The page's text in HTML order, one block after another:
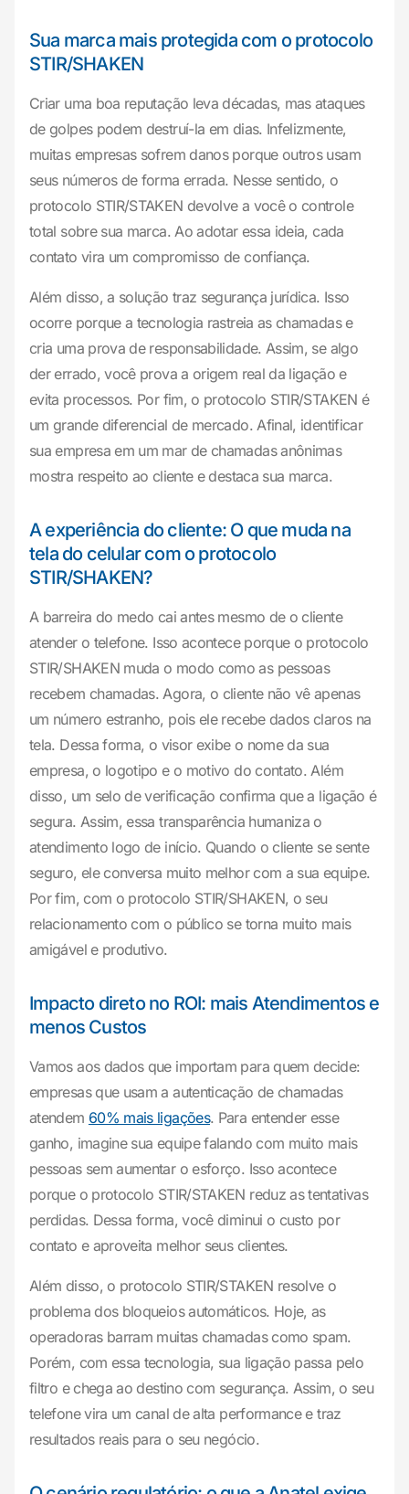
Sua marca mais protegida com o protocolo
STIR/SHAKEN
Criar uma boa reputação leva décadas, mas ataques
de golpes podem destruí-la em dias. Infelizmente,
muitas empresas sofrem danos porque outros usam
seus números de forma errada. Nesse sentido, o
protocolo STIR/STAKEN devolve a você o controle
total sobre sua marca. Ao adotar essa ideia, cada
contato vira um compromisso de confiança.
Além disso, a solução traz segurança jurídica. Isso
ocorre porque a tecnologia rastreia as chamadas e
cria uma prova de responsabilidade. Assim, se algo
der errado, você prova a origem real da ligação e
evita processos. Por fim, o protocolo STIR/STAKEN é
um grande diferencial de mercado. Afinal, identificar
sua empresa em um mar de chamadas anônimas
mostra respeito ao cliente e destaca sua marca.
A experiência do cliente: O que muda na
tela do celular com o protocolo
STIR/SHAKEN?
A barreira do medo cai antes mesmo de o cliente
atender o telefone. Isso acontece porque o protocolo
STIR/SHAKEN muda o modo como as pessoas
recebem chamadas. Agora, o cliente não vê apenas
um número estranho, pois ele recebe dados claros na
tela. Dessa forma, o visor exibe o nome da sua
empresa, o logotipo e o motivo do contato. Além
disso, um selo de verificação confirma que a ligação é
segura. Assim, essa transparência humaniza o
atendimento logo de início. Quando o cliente se sente
seguro, ele conversa muito melhor com a sua equipe.
Por fim, com o protocolo STIR/SHAKEN, o seu
relacionamento com o público se torna muito mais
amigável e produtivo.
Impacto direto no ROI: mais Atendimentos e
menos Custos
Vamos aos dados que importam para quem decide:
empresas que usam a autenticação de chamadas
atendem 60% mais ligações. Para entender esse
ganho, imagine sua equipe falando com muito mais
pessoas sem aumentar o esforço. Isso acontece
porque o protocolo STIR/STAKEN reduz as tentativas
perdidas. Dessa forma, você diminui o custo por
contato e aproveita melhor seus clientes.
Além disso, o protocolo STIR/STAKEN resolve o
problema dos bloqueios automáticos. Hoje, as
operadoras barram muitas chamadas como spam.
Porém, com essa tecnologia, sua ligação passa pelo
filtro e chega ao destino com segurança. Assim, o seu
telefone vira um canal de alta performance e traz
resultados reais para o seu negócio.